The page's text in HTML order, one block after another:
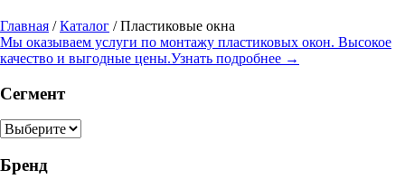
Главная /Каталог / Пластиковые окна
Мы оказываем услуги по монтажу пластиковых окон. Высокое
качество и выгодные цены.Узнать подробнее →
Сегмент
Бренд